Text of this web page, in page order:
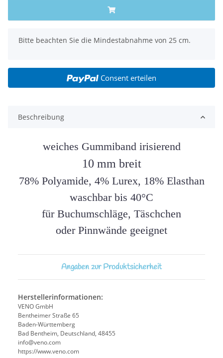
x
Bitte beachten Sie die Mindestabnahme von 25 cm.
Consent erteilen
Beschreibung
weiches Gummiband irisierend
10 mm breit
78% Polyamide, 4% Lurex, 18% Elasthan
waschbar bis 40°C
für Buchumschläge, Täschchen
oder Pinnwände geeignet
Angaben zur Produktsicherheit
Herstellerinformationen:
VENO GmbH
Bentheimer Straße 65
Baden-Württemberg
Bad Bentheim, Deutschland, 48455
info@veno.com
https://www.veno.com